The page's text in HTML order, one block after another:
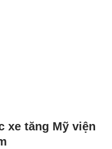
xe tăng Mỹ viện